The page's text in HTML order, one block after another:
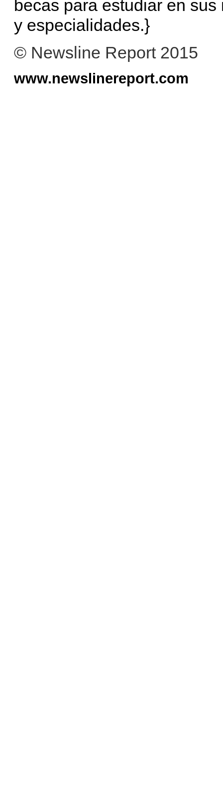
becas para estudiar en
y especialidades.}
© Newsline Report 2015
www.newslinereport.com